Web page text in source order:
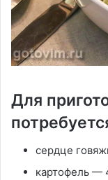
Для
сердце
картофель —